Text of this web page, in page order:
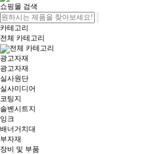
쇼핑몰 검색
카테고리
전체 카테고리
전체 카테고리
광고자재
광고자재
실사원단
실사미디어
코팅지
솔벤시트지
잉크
배너거치대
부자재
장비 및 부품